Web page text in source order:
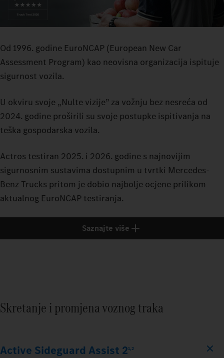
Od 1996. godine EuroNCAP (European New Car
Assessment Program) kao neovisna organizacija ispituje
sigurnost vozila.
U okviru svoje „Nulte vizije” za vožnju bez nesreća od
2024. godine proširili su svoje postupke ispitivanja na
teška gospodarska vozila.
Actros testiran 2025. i 2026. godine s najnovijim
sigurnosnim sustavima dostupnim u tvrtki Mercedes-
Benz Trucks pritom je dobio najbolje ocjene prilikom
aktualnog EuroNCAP testiranja.
Saznajte više
Skretanje i promjena voznog traka
Active Sideguard Assist 21,2